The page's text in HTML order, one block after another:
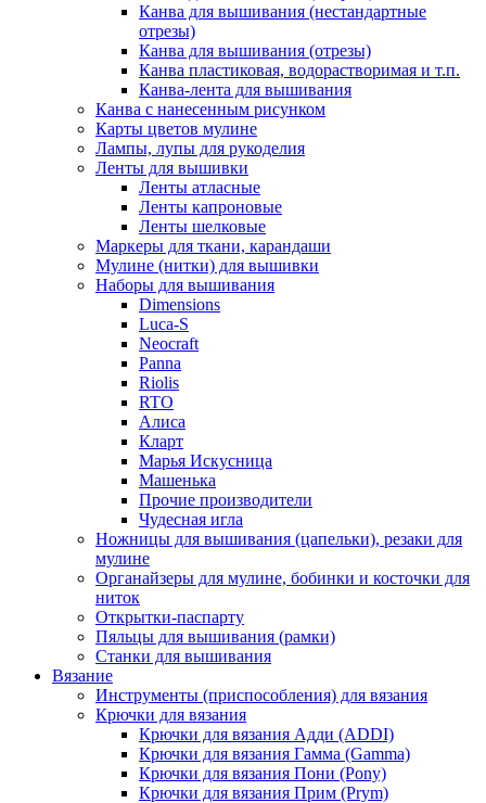
Канва для вышивания (нестандартные
отрезы)
Канва для вышивания (отрезы)
Канва пластиковая, водорастворимая и т.п.
Канва-лента для вышивания
Канва с нанесенным рисунком
Карты цветов мулине
Лампы, лупы для рукоделия
Ленты для вышивки
Ленты атласные
Ленты капроновые
Ленты шелковые
Маркеры для ткани, карандаши
Мулине (нитки) для вышивки
Наборы для вышивания
Dimensions
Luca-S
Neocraft
Panna
Riolis
RTO
Алиса
Кларт
Марья Искусница
Машенька
Прочие производители
Чудесная игла
Ножницы для вышивания (цапельки), резаки для
мулине
Органайзеры для мулине, бобинки и косточки для
ниток
Открытки-паспарту
Пяльцы для вышивания (рамки)
Станки для вышивания
Вязание
Инструменты (приспособления) для вязания
Крючки для вязания
Крючки для вязания Адди (ADDI)
Крючки для вязания Гамма (Gamma)
Крючки для вязания Пони (Pony)
Крючки для вязания Прим (Prym)